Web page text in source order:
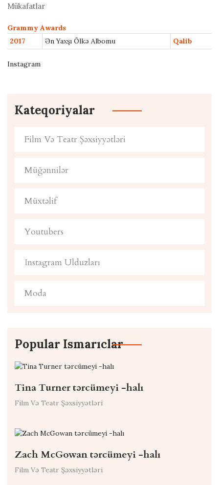
Mükafatlar
Grammy Awards
2017
Ən Yaxşı Ölkə Albomu Qalib
Instagram
Kateqoriyalar
Film Və Teatr Şəxsiyyətləri
Müğənnilər
Müxtəlif
Youtubers
Instagram Ulduzları
Moda
Popular Ismarıclar
Tina Turner tərcümeyi -halı
Film Və Teatr Şəxsiyyətləri
Zach McGowan tərcümeyi -halı
Film Və Teatr Şəxsiyyətləri